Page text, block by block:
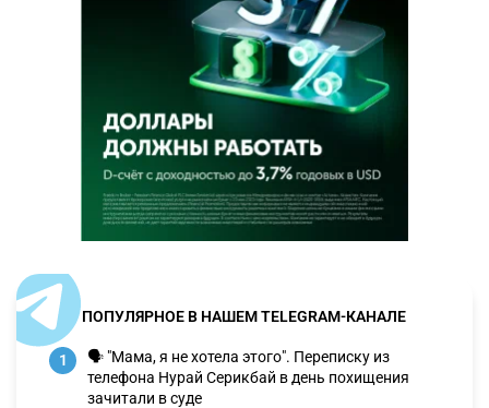
ПОПУЛЯРНОЕ В НАШЕМ TELEGRAM-КАНАЛЕ
1
🗣 "Мама, я не хотела этого". Переписку из
телефона Нурай Серикбай в день похищения
зачитали в суде